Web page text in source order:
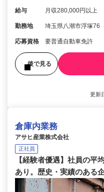
給与 月収280,000円以上
勤務地 埼玉県八潮市浮塚76
応募資格 要普通自動車免許
後で見る
更新
倉庫内業務
アサヒ産業株式会社
正社員
【経験者優遇】社員の平
あり。歴史・実績のある